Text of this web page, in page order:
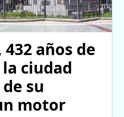
432 años de
ciudad
su
motor